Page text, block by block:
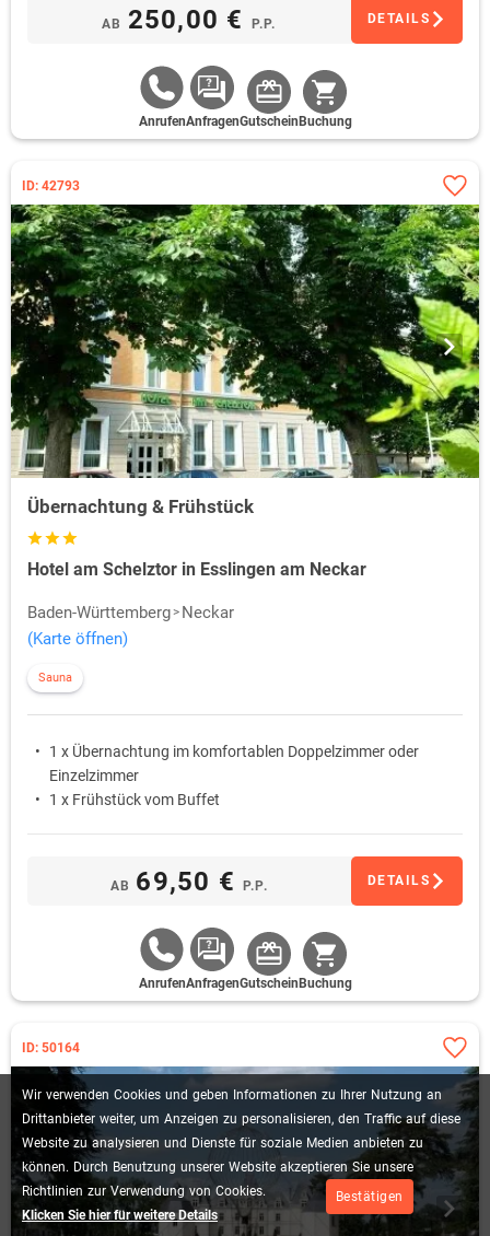
Wir verwenden Cookies und geben Informationen zu Ihrer Nutzung an
Drittanbieter weiter, um Anzeigen zu personalisieren, den Traffic auf diese
Website zu analysieren und Dienste für soziale Medien anbieten zu
können. Durch Benutzung unserer Website akzeptieren Sie unsere
Richtlinien zur Verwendung von Cookies.
Klicken Sie hier für weitere Details
Bestätigen
AB 250,00 € P.P. DETAILS
AnrufenAnfragenGutschein Buchung
ID: 42793
Übernachtung & Frühstück
Hotel am Schelztor in Esslingen am Neckar
Baden-Württemberg
Neckar
(Karte öffnen)
Sauna
1 x Übernachtung im komfortablen Doppelzimmer oder
Einzelzimmer
1 x Frühstück vom Buffet
AB 69,50 € P.P. DETAILS
AnrufenAnfragenGutschein Buchung
ID: 50164